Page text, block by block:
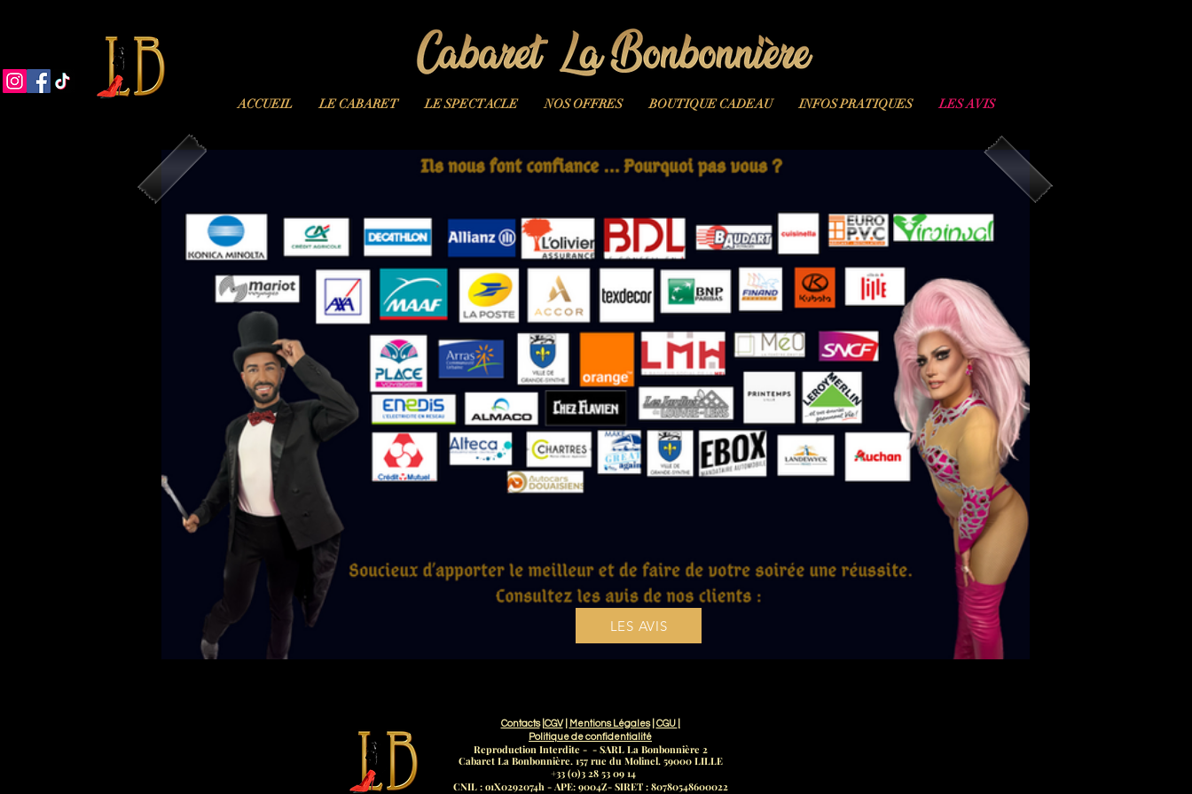
ACCUEIL LE CABARET LE SPECTACLE NOS OFFRES BOUTIQUE CADEAU INFOS PRATIQUES LES AVIS
LES AVIS
Contacts| CGV| Mentions Légales| CGU
Politique deconfidentialité
Reproduction Interdite - - SARL La Bonbonnière 2
Cabaret La Bonbonnière. 157 rue du Molinel. 59000 LILLE
+33 (0)3 28 53 09 14
CNIL : o1X0292074h - APE: 9004Z- SIRET : 80780548600022